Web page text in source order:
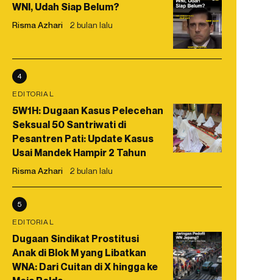
WNI, Udah Siap Belum?
Risma Azhari 2 bulan lalu
4
EDITORIAL
5W1H: Dugaan Kasus Pelecehan
Seksual 50 Santriwati di
Pesantren Pati: Update Kasus
Usai Mandek Hampir 2 Tahun
Risma Azhari 2 bulan lalu
5
EDITORIAL
Dugaan Sindikat Prostitusi
Anak di Blok M yang Libatkan
WNA: Dari Cuitan di X hingga ke